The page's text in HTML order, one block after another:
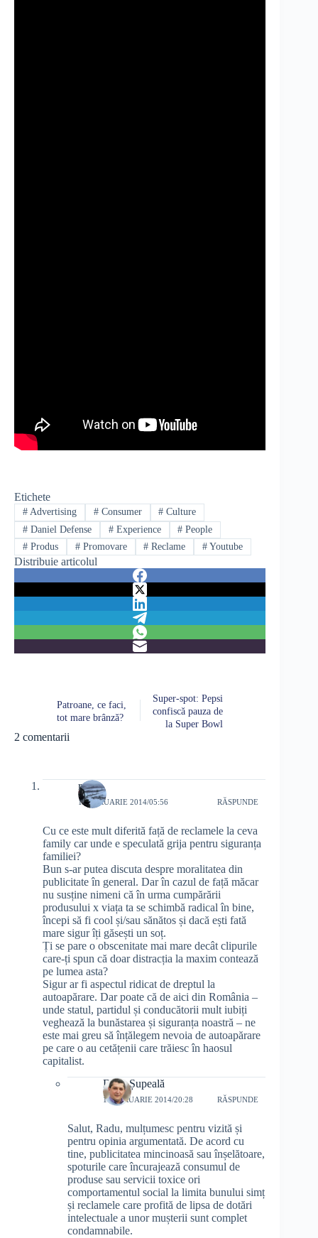
Etichete
#Advertising #Consumer # Culture
#Daniel Defense #Experience # People
#Produs #Promovare # Reclame # Youtube
Distribuie articolul
Patroane, ce faci,
tot mare brânză?
Super-spot: Pepsi
confiscă pauza de
la Super Bowl
2 comentarii
rdln
1 FEBRUARIE 2014/05:56 RĂSPUNDE
Cu ce este mult diferită față de reclamele la ceva
family car unde e speculată grija pentru siguranța
familiei?
Bun s-ar putea discuta despre moralitatea din
publicitate în general. Dar în cazul de față măcar
nu susține nimeni că în urma cumpărării
produsului x viața ta se schimbă radical în bine,
începi să fi cool și/sau sănătos și dacă ești fată
mare sigur îți găsești un soț.
Ți se pare o obscenitate mai mare decât clipurile
care-ți spun că doar distracția la maxim contează
pe lumea asta?
Sigur ar fi aspectul ridicat de dreptul la
autoapărare. Dar poate că de aici din România –
unde statul, partidul și conducătorii mult iubiți
veghează la bunăstarea și siguranța noastră – ne
este mai greu să înțălegem nevoia de autoapărare
pe care o au cetățenii care trăiesc în haosul
capitalist.
Doru Șupeală
1 FEBRUARIE 2014/20:28 RĂSPUNDE
Salut, Radu, mulțumesc pentru vizită și
pentru opinia argumentată. De acord cu
tine, publicitatea mincinoasă sau înșelătoare,
spoturile care încurajează consumul de
produse sau servicii toxice ori
comportamentul social la limita bunului simț
și reclamele care profită de lipsa de dotări
intelectuale a unor mușterii sunt complet
condamnabile.